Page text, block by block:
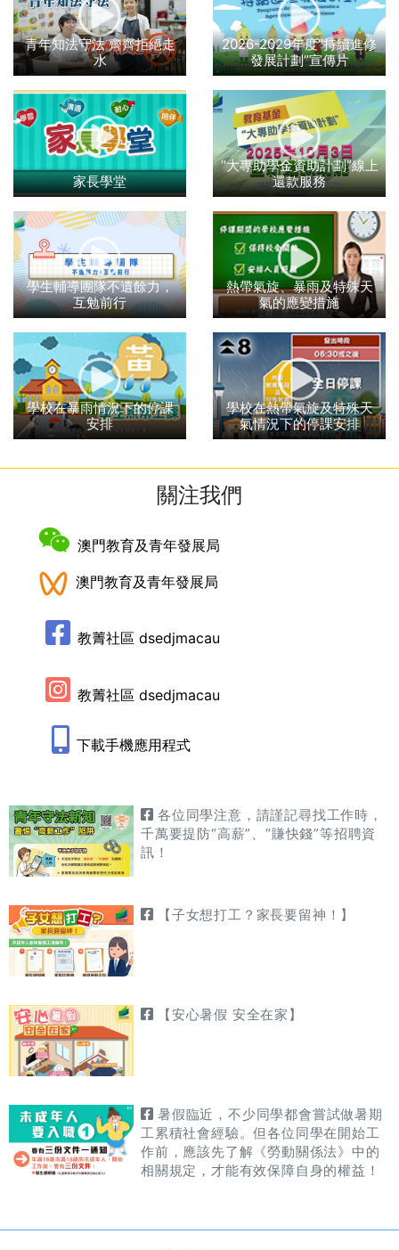
青年知法守法 齊齊拒絕走
水
2026-2029年度“持續進修
發展計劃”宣傳片
家長學堂
“大專助學金資助計劃”線上
還款服務
學生輔導團隊不遺餘力，
互勉前行
熱帶氣旋、暴雨及特殊天
氣的應變措施
學校在暴雨情況下的停課
安排
學校在熱帶氣旋及特殊天
氣情況下的停課安排
關注我們
澳門教育及青年發展局
澳門教育及青年發展局
教菁社區 dsedjmacau
教菁社區 dsedjmacau
下載手機應用程式
各位同學注意，請謹記尋找工作時，
千萬要提防“高薪”、“賺快錢”等招聘資
訊！
【子女想打工？家長要留神！】
【安心暑假 安全在家】
暑假臨近，不少同學都會嘗試做暑期
工累積社會經驗。但各位同學在開始工
作前，應該先了解《勞動關係法》中的
相關規定，才能有效保障自身的權益！